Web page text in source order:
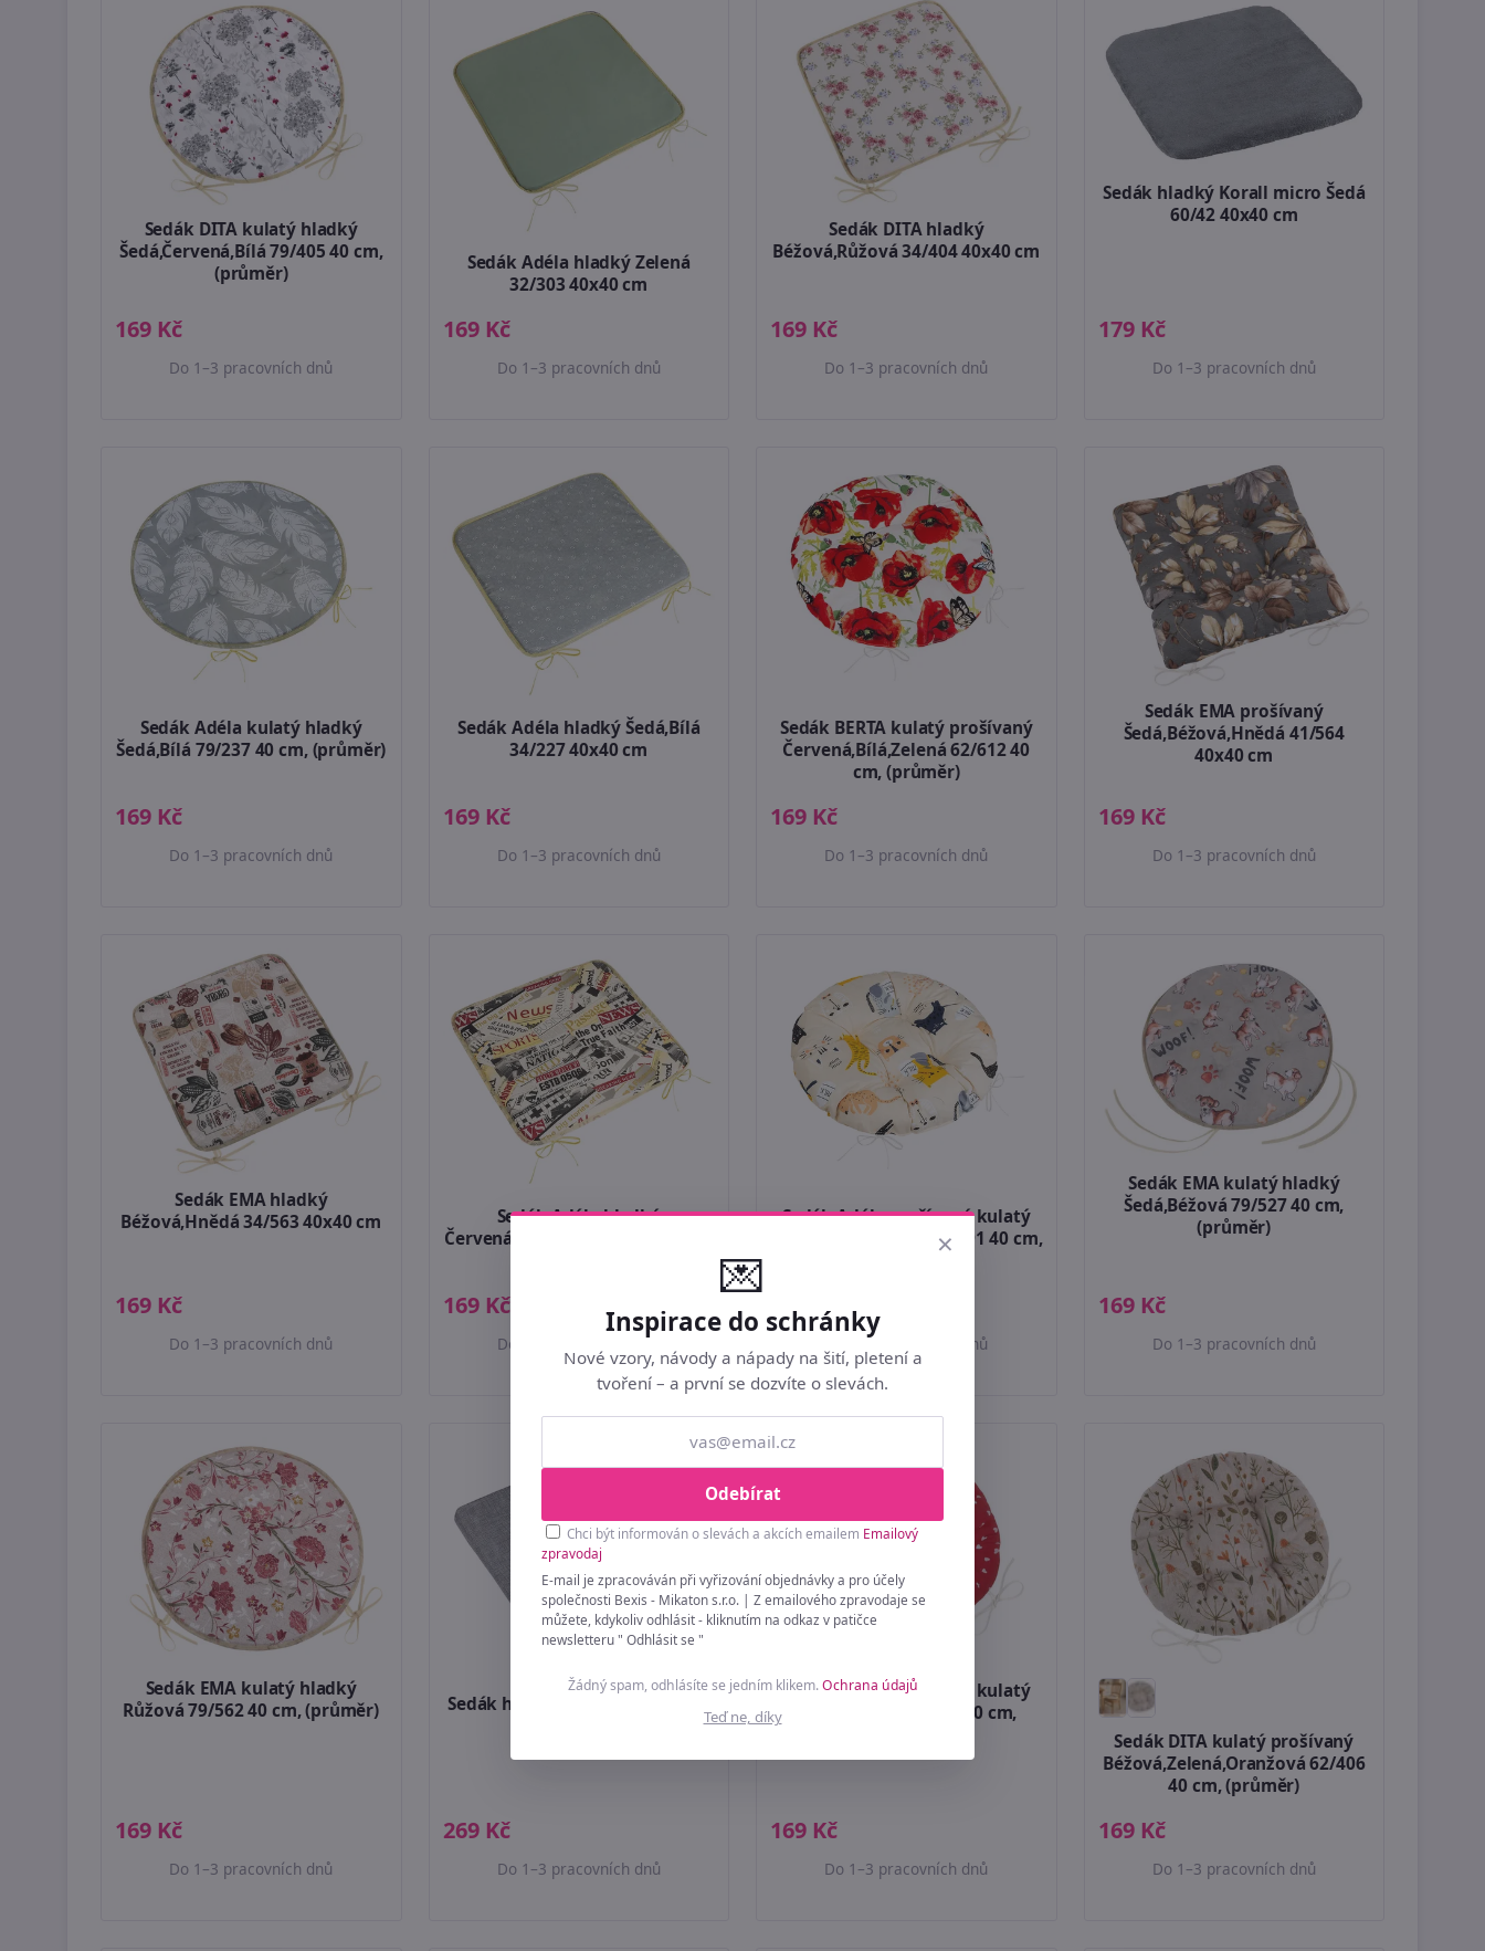
Sedák DITA kulatý hladký
Šedá,Červená,Bílá 79/405 40 cm,
(průměr)
169 Kč
Do 1–3 pracovních dnů
Sedák Adéla hladký Zelená
32/303 40x40 cm
169 Kč
Do 1–3 pracovních dnů
Sedák DITA hladký
Béžová,Růžová 34/404 40x40 cm
169 Kč
Do 1–3 pracovních dnů
Sedák hladký Korall micro Šedá
60/42 40x40 cm
179 Kč
Do 1–3 pracovních dnů
Sedák Adéla kulatý hladký
Šedá,Bílá 79/237 40 cm, (průměr)
169 Kč
Do 1–3 pracovních dnů
Sedák Adéla hladký Šedá,Bílá
34/227 40x40 cm
169 Kč
Do 1–3 pracovních dnů
Sedák BERTA kulatý prošívaný
Červená,Bílá,Zelená 62/612 40
cm, (průměr)
169 Kč
Do 1–3 pracovních dnů
Sedák EMA prošívaný
Šedá,Béžová,Hnědá 41/564
40x40 cm
169 Kč
Do 1–3 pracovních dnů
Sedák EMA hladký
Béžová,Hnědá 34/563 40x40 cm
169 Kč
Do 1–3 pracovních dnů
Sedák Adéla hladký
Červená,Černá,Bílá 34/228 40x40
169 Kč
Do 1–3 pracovních dnů
Sedák Adéla prošívaný kulatý
Béžová,Černá,Šedá 62/291 40 cm,
169 Kč
Do 1–3 pracovních dnů
Sedák EMA kulatý hladký
Šedá,Béžová 79/527 40 cm,
(průměr)
169 Kč
Do 1–3 pracovních dnů
Sedák EMA kulatý hladký
Růžová 79/562 40 cm, (průměr)
169 Kč
Do 1–3 pracovních dnů
Sedák hladký Ulla Šedá 620/041
269 Kč
Do 1–3 pracovních dnů
Sedák Adéla prošívaný kulatý
Červená,Bílá 62/327 40 cm,
169 Kč
Do 1–3 pracovních dnů
Sedák DITA kulatý prošívaný
Béžová,Zelená,Oranžová 62/406
40 cm, (průměr)
169 Kč
Do 1–3 pracovních dnů
×
💌
Inspirace do schránky
Nové vzory, návody a nápady na šití, pletení a
tvoření – a první se dozvíte o slevách.
Odebírat
Chci být informován o slevách a akcích emailem Emailový
zpravodaj
E-mail je zpracováván při vyřizování objednávky a pro účely
společnosti Bexis - Mikaton s.r.o. | Z emailového zpravodaje se
můžete, kdykoliv odhlásit - kliknutím na odkaz v patičce
newsletteru " Odhlásit se "
Žádný spam, odhlásíte se jedním klikem.Ochrana údajů
Teď ne, díky